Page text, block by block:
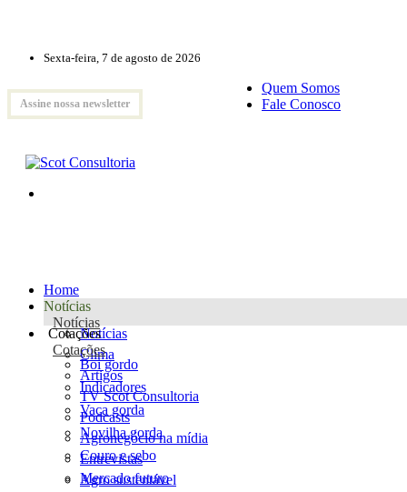
Sexta-feira, 7 de agosto de 2026
Assine nossa newsletter
Quem Somos
Fale Conosco
Home
Notícias
Notícias
Notícias
Clima
Artigos
TV Scot Consultoria
Podcasts
Agronegócio na mídia
Entrevistas
Agro sustentável
Cotações
Cotações
Boi gordo
Indicadores
Vaca gorda
Novilha gorda
Couro e sebo
Mercado futuro